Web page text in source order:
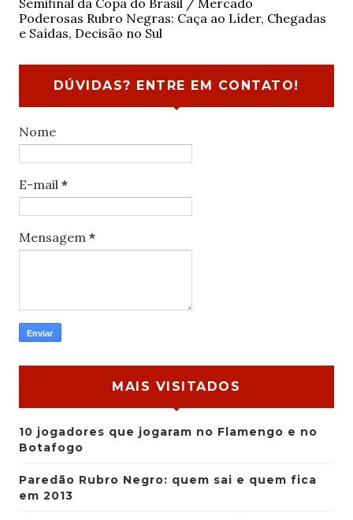
Semifinal da Copa do Brasil / Mercado
Poderosas Rubro Negras: Caça ao Líder, Chegadas
e Saídas, Decisão no Sul
DÚVIDAS? ENTRE EM CONTATO!
Nome
E-mail *
Mensagem *
MAIS VISITADOS
10 jogadores que jogaram no Flamengo e no
Botafogo
Paredão Rubro Negro: quem sai e quem fica
em 2013